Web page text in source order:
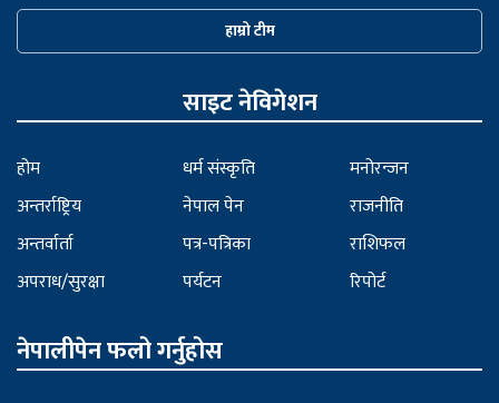
हाम्रो टीम
साइट नेविगेशन
होम
अन्तर्राष्ट्रिय
अन्तर्वार्ता
अपराध/सुरक्षा
धर्म संस्कृति
नेपाल पेन
पत्र-पत्रिका
पर्यटन
मनोरन्जन
राजनीति
राशिफल
रिपोर्ट
नेपालीपेन फलो गर्नुहोस